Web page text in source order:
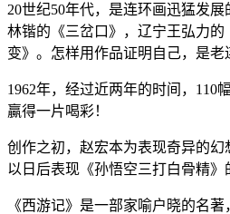
20世纪50年代，是连环画迅猛发
林锴的《三岔口》，辽宁王弘力
变》。怎样用作品证明自己，是老
1962年，经过近两年的时间，110
贏得一片喝彩！
创作之初，赵宏本为表现奇异的
以日后表现《孙悟空三打白骨精》
《西游记》是一部家喻户晓的名